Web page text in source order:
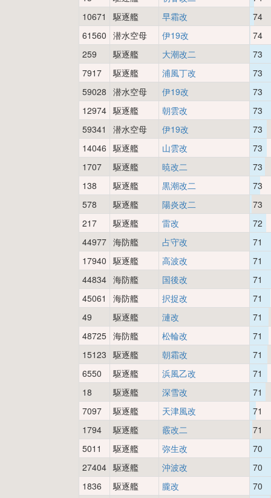
10671
駆逐艦 早霜改
74
61560 潜水空母 伊19改
74
259
駆逐艦 大潮改二
73
7917
駆逐艦 浦風丁改
73
59028 潜水空母 伊19改
73
12974 駆逐艦 朝雲改
73
59341
潜水空母 伊19改
73
14046 駆逐艦 山雲改
73
1707
駆逐艦 暁改二
73
138
駆逐艦 黒潮改二
73
578
駆逐艦 陽炎改二
73
217
駆逐艦 雷改
72
44977 海防艦 占守改
71
17940 駆逐艦 高波改
71
44834 海防艦 国後改
71
45061
海防艦 択捉改
71
49
駆逐艦 漣改
71
48725 海防艦 松輪改
71
15123 駆逐艦 朝霜改
71
6550
駆逐艦 浜風乙改
71
18
駆逐艦 深雪改
71
7097
駆逐艦 天津風改
71
1794
駆逐艦 霰改二
71
5011
駆逐艦 弥生改
70
27404 駆逐艦 沖波改
70
1836
駆逐艦 朧改
70